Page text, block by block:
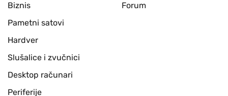
Biznis
Pametni satovi
Hardver
Slušalice i zvučnici
Desktop računari
Periferije
Forum